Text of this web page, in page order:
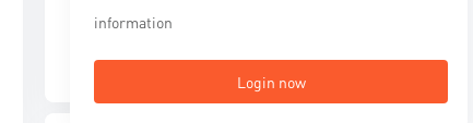
information
Login now